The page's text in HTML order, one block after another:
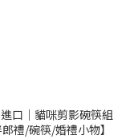
口｜貓咪剪影碗筷組
郎禮/碗筷/婚禮小物】